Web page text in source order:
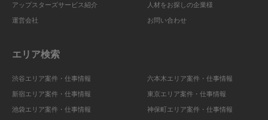
アップスターズサービス紹介
運営会社
人材をお探しの企業様
お問い合わせ
エリア検索
渋谷エリア案件・仕事情報
新宿エリア案件・仕事情報
池袋エリア案件・仕事情報
六本木エリア案件・仕事情報
東京エリア案件・仕事情報
神保町エリア案件・仕事情報